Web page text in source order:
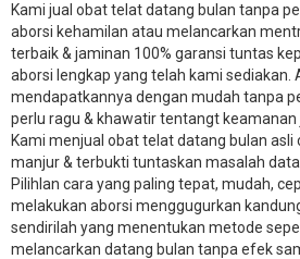
Kami jual obat telat datang bulan tanpa
aborsi kehamilan atau melancarkan
terbaik & jaminan 100% garansi tuntas
aborsi lengkap yang telah kami sediakan.
mendapatkannya dengan mudah tanpa
perlu ragu & khawatir tentangt keamanan
Kami menjual obat telat datang bulan asli
manjur & terbukti tuntaskan masalah
Pilihlan cara yang paling tepat, mudah,
melakukan aborsi menggugurkan
sendirilah yang menentukan metode
melancarkan datang bulan tanpa efek